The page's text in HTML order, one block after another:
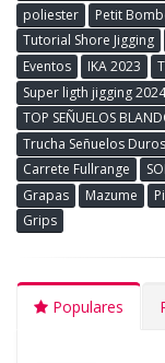
poliester
Petit
Tutorial Shore Jigging
Eventos
IKA 2023
Super ligth jigging 2024
TOP SEÑUELOS
Trucha Señuelos Duros
Carrete Fullrange
Grapas
Mazume
Grips
Populares